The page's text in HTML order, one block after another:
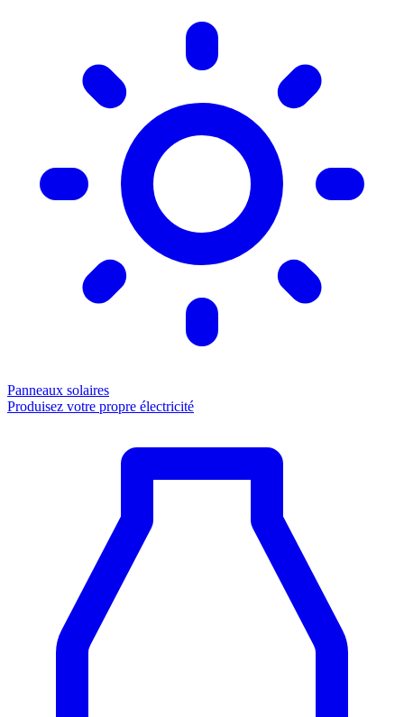
Panneaux solaires
Produisez votre propre électricité